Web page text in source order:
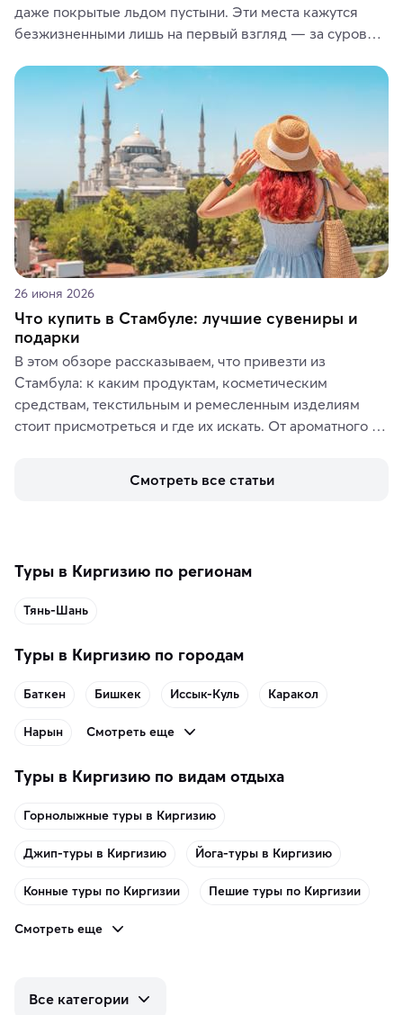
даже покрытые льдом пустыни. Эти места кажутся
безжизненными лишь на первый взгляд — за суровой
животные и маршруты, которые дарят одни из самых
ярких впечатлений от путешествий.
26 июня 2026
Что купить в Стамбуле: лучшие сувениры и
подарки
В этом обзоре рассказываем, что привезти из
Стамбула: к каким продуктам, косметическим
средствам, текстильным и ремесленным изделиям
стоит присмотреться и где их искать. От ароматного
аутентичных лавках — в подарок близким или себе на
Смотреть все статьи
Туры в Киргизию по регионам
Тянь-Шань
Туры в Киргизию по городам
Баткен Бишкек Иссык-Куль Каракол
Нарын Смотреть еще
Туры в Киргизию по видам отдыха
Горнолыжные туры в Киргизию
Джип-туры в Киргизию Йога-туры в Киргизию
Конные туры по Киргизии Пешие туры по Киргизии
Смотреть еще
Все категории